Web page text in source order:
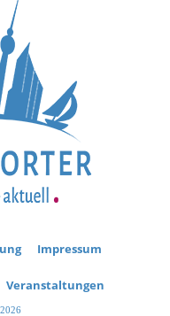
Impressum
Veranstaltungen